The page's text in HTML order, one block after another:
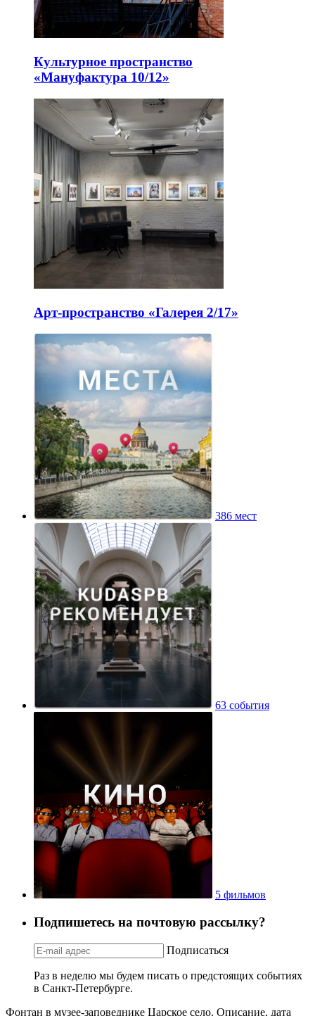
Культурное пространство
«Мануфактура 10/12»
Арт-пространство «Галерея 2/17»
386 мест
63 события
5 фильмов
Подпишетесь на почтовую рассылку?
Подписаться
Раз в неделю мы будем писать о предстоящих событиях
в Санкт-Петербурге.
Фонтан в музее-заповеднике Царское село. Описание, дата